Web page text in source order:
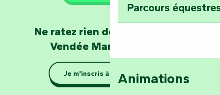
Se la couler
barque dans le
Parcours
Animations
Ne ratez rien de l'actualité en
Vendée Marais Poitevin
Je m'inscris à la newsletter